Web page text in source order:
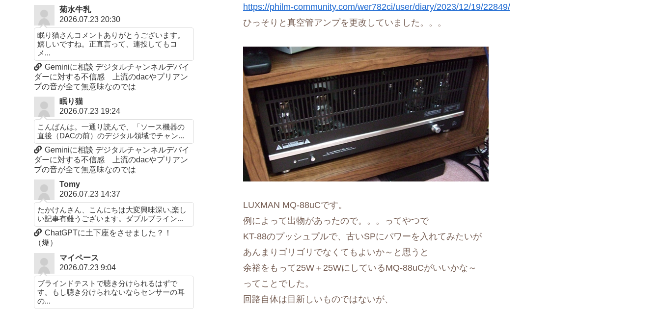
https://philm-community.com/wer782ci/user/diary/2023/12/19/22849/
ひっそりと真空管アンプを更改していました。。。
LUXMAN MQ-88uCです。
例によって出物があったので。。。ってやつで
KT-88のプッシュプルで、古いSPにパワーを入れてみたいが
あんまりゴリゴリでなくてもよいか～と思うと
余裕をもって25W＋25WにしているMQ-88uCがいいかな～
ってことでした。
回路自体は目新しいものではないが、
菊水牛乳
2026.07.23 20:30
眠り猫さんコメントありがとうございます。
嬉しいですね。正直言って、連投してもコ
メ...
Geminiに相談 デジタルチャンネルデバイ
ダーに対する不信感 上流のdacやプリアン
プの音が全て無意味なのでは
眠り猫
2026.07.23 19:24
こんばんは。一通り読んで、「ソース機器の
直後（DACの前）のデジタル領域でチャン...
Geminiに相談 デジタルチャンネルデバイ
ダーに対する不信感 上流のdacやプリアン
プの音が全て無意味なのでは
Tomy
2026.07.23 14:37
たかけんさん、こんにちは大変興味深い,楽し
い記事有難うございます。ダブルブライン...
ChatGPTに土下座をさせました？！
（爆）
マイペース
2026.07.23 9:04
ブラインドテストで聴き分けられるはずで
す。もし聴き分けられないならセンサーの耳
の...